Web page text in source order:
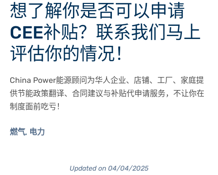
想了解你是否可以申请
CEE补贴？联系我们马上
评估你的情况！
China Power能源顾问为华人企业、店铺、工厂、家庭提
供节能政策翻译、合同建议与补贴代申请服务， 不让你在
制度面前吃亏！
燃气, 电力
Updated on 04/04/2025